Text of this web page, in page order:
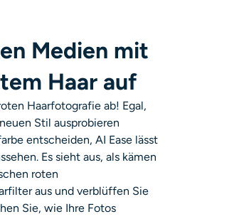
Medien mit
Haar auf
Haarfotografie ab! Egal,
Stil ausprobieren
entscheiden, AI Ease lässt
Es sieht aus, als kämen
roten
aus und verblüffen Sie
Sie, wie Ihre Fotos